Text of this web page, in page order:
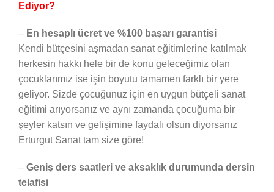
Ediyor?
– En hesaplı ücret ve %100 başarı garantisi
Kendi bütçesini aşmadan sanat eğitimlerine katılmak
herkesin hakkı hele bir de konu geleceğimiz olan
çocuklarımız ise işin boyutu tamamen farklı bir yere
geliyor. Sizde çocuğunuz için en uygun bütçeli sanat
eğitimi arıyorsanız ve aynı zamanda çocuğuma bir
şeyler katsın ve gelişimine faydalı olsun diyorsanız
Erturgut Sanat tam size göre!
– Geniş ders saatleri ve aksaklık durumunda dersin
telafisi